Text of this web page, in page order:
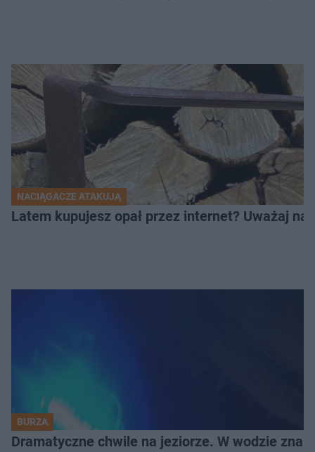
NACIĄGACZE ATAKUJĄ
Latem kupujesz opał przez internet? Uważaj na
BURZA
Dramatyczne chwile na jeziorze. W wodzie